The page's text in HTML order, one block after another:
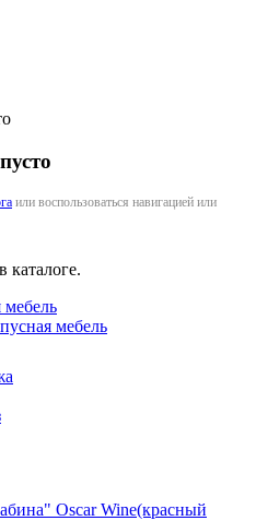
или воспользоваться навигацией или
мебель
Oscar Wine(красный